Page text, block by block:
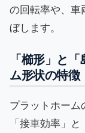
の回転率や、車
ぼします。
「櫛形」と
ム形状の特徴
プラットホーム
「接車効率」